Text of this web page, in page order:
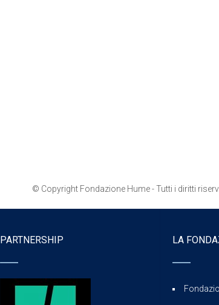
© Copyright Fondazione Hume - Tutti i diritti
PARTNERSHIP LA